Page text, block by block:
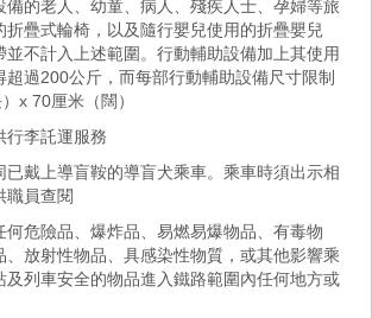
備的老人、幼童、病人、殘疾人士、孕婦等旅
折疊式輪椅，以及隨行嬰兒使用的折疊嬰兒
並不計入上述範圍。行動輔助設備加上其使用
超過200公斤，而每部行動輔助設備尺寸限制
x 70厘米（闊）
行李託運服務
已戴上導盲鞍的導盲犬乘車。乘車時須出示相
職員查閱
何危險品、爆炸品、易燃易爆物品、有毒物
、放射性物品、具感染性物質，或其他影響乘
及列車安全的物品進入鐵路範圍內任何地方或